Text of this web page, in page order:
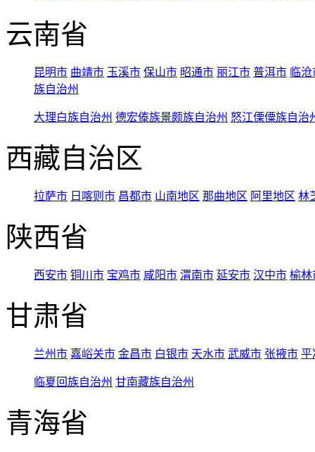
云南省
昆明市 曲靖市 玉溪市 保山市 昭通市 丽江市 普洱市 临
族自治州
大理白族自治州 德宏傣族景颇族自治州 怒江傈僳族自治
西藏自治区
拉萨市 日喀则市 昌都市 山南地区 那曲地区 阿里地区 林
陕西省
西安市 铜川市 宝鸡市 咸阳市 渭南市 延安市 汉中市 榆林
甘肃省
兰州市 嘉峪关市 金昌市 白银市 天水市 武威市 张掖市 平
临夏回族自治州 甘南藏族自治州
青海省